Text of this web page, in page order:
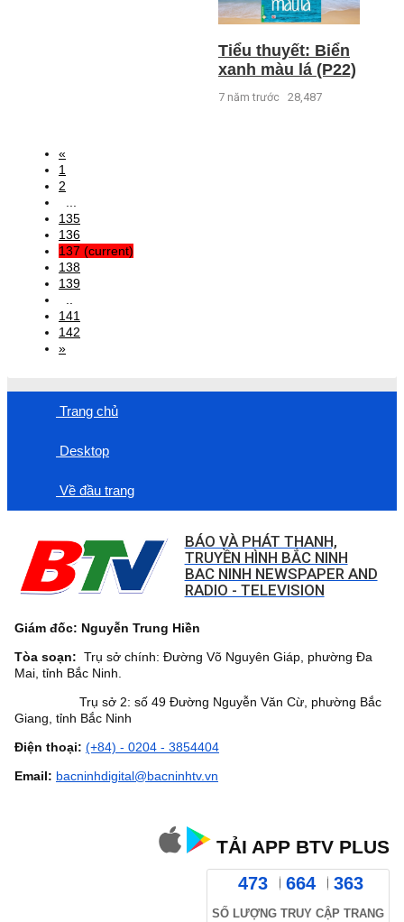
Tiểu thuyết: Biển
xanh màu lá (P22)
7 năm trước 28,487
«
1
2
135
136
137 (current)
138
139
141
142
»
Trang chủ
Desktop
Về đầu trang
BÁO VÀ PHÁT THANH,
TRUYỀN HÌNH BẮC NINH
BAC NINH NEWSPAPER AND
RADIO - TELEVISION
Giám đốc: Nguyễn Trung Hiền
Tòa soạn: Trụ sở chính: Đường Võ Nguyên Giáp, phường Đa
Mai, tỉnh Bắc Ninh.
Trụ sở 2: số 49 Đường Nguyễn Văn Cừ, phường Bắc
Giang, tỉnh Bắc Ninh
Điện thoại: (+84) - 0204 - 3854404
Email: bacninhdigital@bacninhtv.vn
TẢI APP BTV PLUS
473 664 363
SỐ LƯỢNG TRUY CẬP TRANG